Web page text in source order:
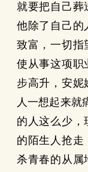
就要把自己葬
他除了自己的
致富，一切指
使从事这项职
步高升，安妮
人一想起来就
的人这么少，
的陌生人抢走
杀青春的从属